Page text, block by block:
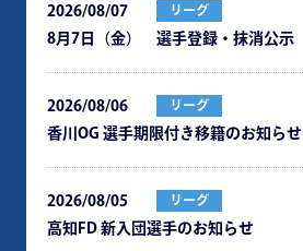
2026/08/07 リーグ
8月7日（金） 選手登録・抹消公示
2026/08/06 リーグ
⾹川OG 選⼿期限付き移籍のお知らせ
2026/08/05 リーグ
⾼知FD 新⼊団選⼿のお知らせ